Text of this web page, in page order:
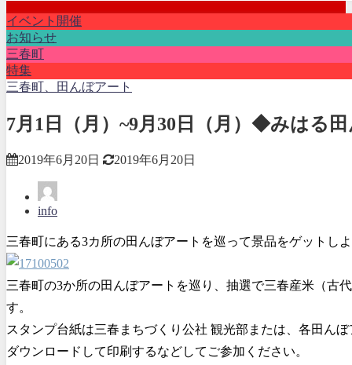
イベント開催
お知らせ
三春町
特集
三春町、田んぼアート
7月1日（月）~9月30日（月）◆みはる
2019年6月20日 2019年6月20日
info
三春町にある3カ所の田んぼアートを巡って景品をゲットし
三春町の3か所の田んぼアートを巡り、抽選で三春産米（古
す。
スタンプ台紙は三春まちづくり公社 観光部または、各田ん
ダウンロードして印刷するなどしてご参加ください。